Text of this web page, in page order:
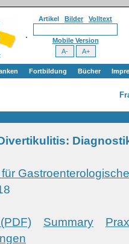
Artikel Bilder Volltext
Mobile Version
Fortbildung Bücher
Summary